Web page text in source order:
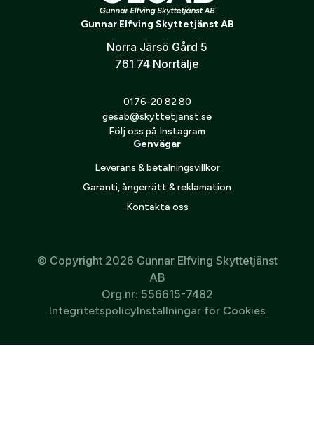
Använd bordsladdare för snabb och enkel uppladdning
Perfekt när du behöver en jaktradio som alltid är redo
Gunnar Elfving Skyttetjänst AB
Norra Järsö Gård 5
761 74 Norrtälje
0176-20 82 80
gesab@skyttetjanst.se
Följ oss på Instagram
Genvägar
Leverans & betalningsvillkor
Garanti, ångerrätt & reklamation
Kontakta oss
© Copyright 2026 Gunnar Elfving Skyttetjänst
AB
Org.nr: 556615-7482
IntegritetspolicyInställningar för Cookies